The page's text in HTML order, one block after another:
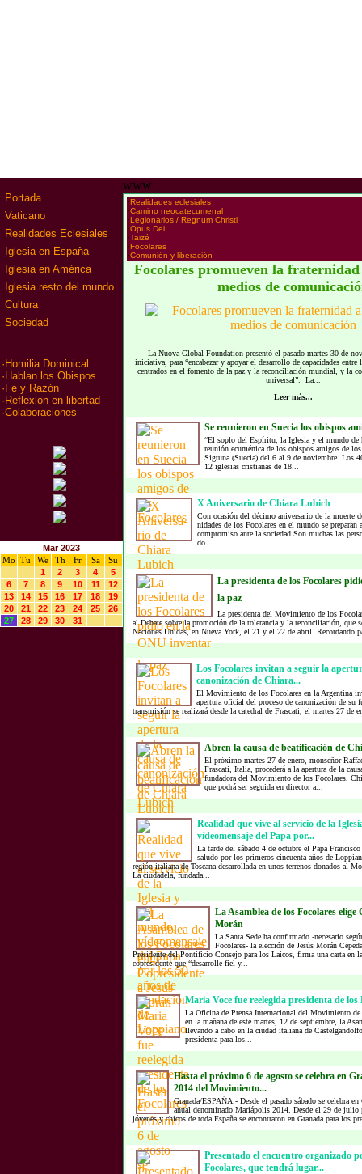
Portada
Vaticano
Realidades Eclesiales
Iglesia en España
Iglesia en América
Iglesia resto del mundo
Cultura
Sociedad
· Homilia Dominical
· Hablan los Obispos
· Fe y Razón
· Reflexion en libertad
·Colaboraciones
Mar 2023
Mo
Tu We Th Fr Sa
Su
1
2 3 4
5
6
7 8 9 10 11
12
13
14 15 16 17 18
19
20
21 22 23 24 25
26
27
28 29 30 31
www
·Realidades eclesiales
·Camino neocatecumenal
·Legionarios / Regnum Christi
·Opus Dei
·Taizé
·Focolares
·Comunión y liberación
Focolares promueven la
medios de
La Nuova Global Foundation presentó el pasado martes 30 de
iniciativa, para “encabezar y apoyar el desarrollo de capacidades
centrados en el fomento de la paz y la reconciliación mundial, y la
universal”. La...
Leer más...
Se reunieron en Suecia los obispos
“El soplo del Espíritu, la Iglesia y el mundo de
reunión ecuménica de los obispos amigos de
Sigtuna (Suecia) del 6 al 9 de noviembre. Los
12 iglesias cristianas de 18...
X Aniver­sa­rio de Chia­ra Lu­bich
Con oca­sión del dé­ci­mo aniver­sa­rio de la muer­te
ni­da­des de los Fo­co­la­res en el mun­do se pre­pa­ran
com­pro­mi­so ante la so­cie­dad.Son mu­chas las
do...
La presidenta de los Focolares
la paz
La presidenta del Movimiento de los
al Debate sobre la promoción de la tolerancia y la reconciliación, que
Naciones Unidas, en Nueva York, el 21 y el 22 de abril. Recordando
Los Focolares invitan a seguir la
canonización de Chiara...
El Movimiento de los Focolares en la Argentina
apertura oficial del proceso de canonización de su
transmisión se realizará desde la catedral de Frascati, el martes 27 de
Abren la causa de beatificación de
El próximo martes 27 de enero, monseñor
Frascati, Italia, procederá a la apertura de la
fundadora del Movimiento de los Focolares,
que podrá ser seguida en director a...
Realidad que vive al servicio de la
vídeomensaje del Papa por...
La tarde del sábado 4 de octubre el Papa
saludo por los primeros cincuenta años de
región italiana de Toscana desarrollada en unos terrenos donados al
La ciudadela, fundada...
La Asamblea de los Focolares elige
Morán
La Santa Sede ha confirmado -necesario
Focolares- la elección de Jesús Morán
Presidente del Pontificio Consejo para los Laicos, firma una carta en
copresidente que “desarrolle fiel y...
Maria Voce fue reelegida presidenta de los
La Oficina de Prensa Internacional del Movimiento
en la mañana de este martes, 12 de septiembre, la
llevando a cabo en la ciudad italiana de
presidenta para los...
Hasta el próximo 6 de agosto se celebra en
2014 del Movimiento...
Granada/ESPAÑA.- Desde el pasado sábado se celebra
anual denominado Mariápolis 2014. Desde el 29 de julio
jóvenes y chicos de toda España se encontraron en Granada para los
Presentado el encuentro organizado
Focolares, que tendrá lugar...